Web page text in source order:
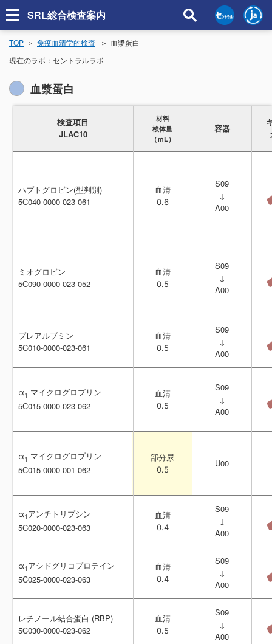
SRL総合検査案内
TOP 免疫血清学的検査
血漿蛋白
現在のラボ： セントラルラボ
血漿蛋白
検査項目
JLAC10
材料
検体量
（ｍL）
容器
ハプトグロビン(型判別)
5C040-0000-023-061
血清
0.6
S09
↓
A00
ミオグロビン
5C090-0000-023-052
血清
0.5
S09
↓
A00
プレアルブミン
5C010-0000-023-061
血清
0.5
S09
↓
A00
α1-マイクログロブリン
5C015-0000-023-062
血清
0.5
S09
↓
A00
α1-マイクログロブリン
5C015-0000-001-062
部分尿
0.5
U00
α1 アンチトリプシン
5C020-0000-023-063
血清
0.4
S09
↓
A00
α1 アシドグリコプロテイン
5C025-0000-023-063
血清
0.4
S09
↓
A00
レチノール結合蛋白 (RBP)
5C030-0000-023-062
血清
0.5
S09
↓
A00
検査項目
JLAC10
材料
検体量
（ｍL）
容器
ハプトグロビン(型判別)
5C040-0000-023-061
血清
0.6
S09
↓
A00
ミオグロビン
5C090-0000-023-052
血清
0.5
S09
↓
A00
プレアルブミン
5C010-0000-023-061
血清
0.5
S09
↓
A00
α1-マイクログロブリン
5C015-0000-023-062
血清
0.5
S09
↓
A00
α1-マイクログロブリン
5C015-0000-001-062
部分尿
0.5
U00
α1 アンチトリプシン
5C020-0000-023-063
血清
0.4
S09
↓
A00
α1 アシドグリコプロテイン
5C025-0000-023-063
血清
0.4
S09
↓
A00
レチノール結合蛋白 (RBP)
5C030-0000-023-062
血清
0.5
S09
↓
A00